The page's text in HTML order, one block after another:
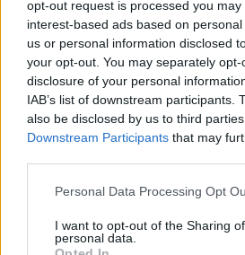
opt-out request is processed you may
interest-based ads based on
us or personal information disclosed
your opt-out. You may separately
disclosure of your personal
IAB’s list of downstream participants.
also be disclosed by us to third
Downstream Participants that may
Personal Data Processing Opt
I want to opt-out of the Sharing
personal data.
classifica èLuis Murielche,
gol di Quagliarella,
posto.
LA CLASSIFICA COMPLETA:
4 - Insigne 6